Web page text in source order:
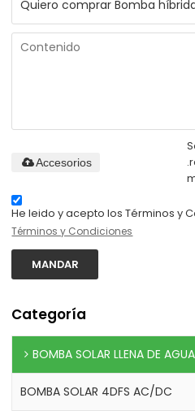
Accesorios
He leido y acepto los Términos y
Términos y Condiciones
MANDAR
Categoría
BOMBA SOLAR LLENA DE AGUA
BOMBA SOLAR 4DFS AC/DC